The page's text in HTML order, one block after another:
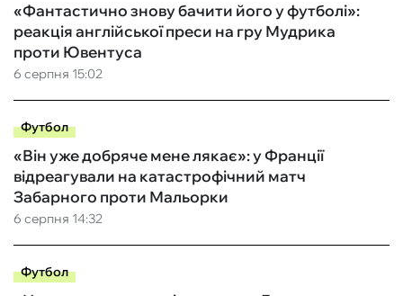
6 серпня 15:02
«Фантастично знову бачити його у футболі»:
реакція англійської преси на гру Мудрика
проти Ювентуса
Футбол
6 серпня 14:32
«Він уже добряче мене лякає»: у Франції
відреагували на катастрофічний матч
Забарного проти Мальорки
Футбол